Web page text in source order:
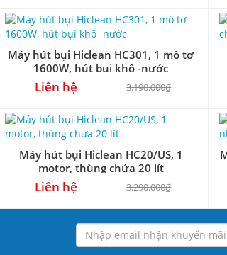
Máy hút bụi Hiclean HC301, 1 mô tơ
1600W, hút bụi khô -nước
Liên hệ 3.190.000₫
Máy hút bụi Hiclean HC20/US, 1
motor, thùng chứa 20 lít
Liên hệ 3.290.000₫